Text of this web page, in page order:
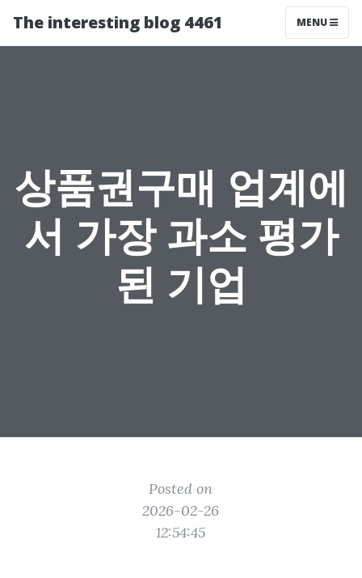
The interesting blog 4461 MENU
상품권구매 업계에
서 가장 과소 평가
된 기업
Posted on
2026-02-26
12:54:45